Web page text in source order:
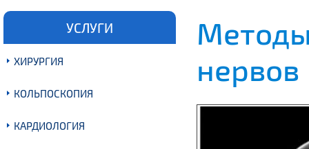
УСЛУГИ
ХИРУРГИЯ
КОЛЬПОСКОПИЯ
КАРДИОЛОГИЯ
нервов